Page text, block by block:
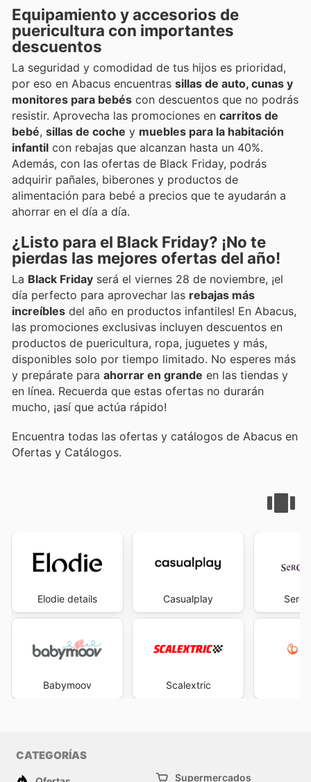
Equipamiento y accesorios de
puericultura con importantes
descuentos
La seguridad y comodidad de tus hijos es prioridad,
por eso en Abacus encuentras sillas de auto, cunas y
monitores para bebés con descuentos que no podrás
resistir. Aprovecha las promociones en carritos de
bebé, sillas de coche y muebles para la habitación
infantil con rebajas que alcanzan hasta un 40%.
Además, con las ofertas de Black Friday, podrás
adquirir pañales, biberones y productos de
alimentación para bebé a precios que te ayudarán a
ahorrar en el día a día.
¿Listo para el Black Friday? ¡No te
pierdas las mejores ofertas del año!
La Black Friday será el viernes 28 de noviembre, ¡el
día perfecto para aprovechar las rebajas más
increíbles del año en productos infantiles! En Abacus,
las promociones exclusivas incluyen descuentos en
productos de puericultura, ropa, juguetes y más,
disponibles solo por tiempo limitado. No esperes más
y prepárate para ahorrar en grande en las tiendas y
en línea. Recuerda que estas ofertas no durarán
mucho, ¡así que actúa rápido!
Encuentra todas las ofertas y catálogos de Abacus en
Ofertas y Catálogos.
Elodie details
Babymoov
Casualplay
Scalextric
CATEGORÍAS
Supermercados